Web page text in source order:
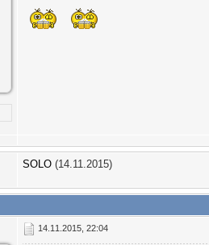
SOLO (14.11.2015)
14.11.2015, 22:04